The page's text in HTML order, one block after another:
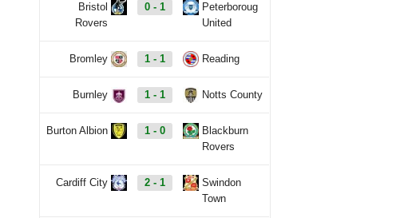
Bristol
Rovers
0 - 1
Peterboroug
United
Bromley 1 - 1 Reading
Burnley 1 - 1 Notts County
Burton Albion 1 - 0
Blackburn
Rovers
Cardiff City 2 - 1
Swindon
Town